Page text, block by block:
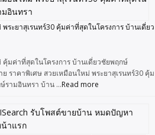
ระยาสุเรนทร์30 คุ้มค่าที่สุดในโครงการ บ้านเดี่ยว
มค่าที่สุดในโครงการ บ้านเดี่ยวชัยพฤกษ์
ราคาพิเศษ สวยเหมือนใหม่ พระยาสุเรนทร์30 คุ้ม
รามอินทรา บ้าน …Read more